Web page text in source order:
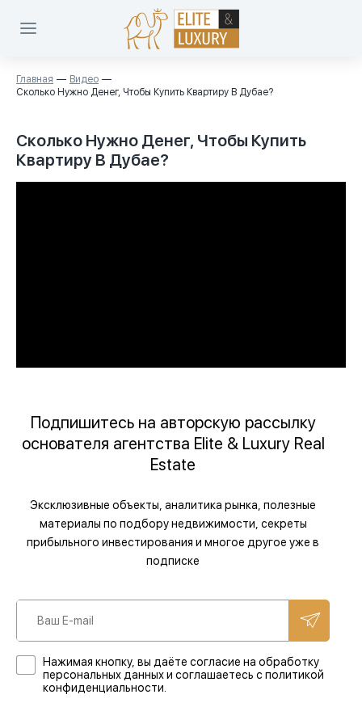
Главная
Видео
Сколько Нужно Денег, Чтобы Купить Квартиру В Дубае?
Сколько Нужно Денег, Чтобы Купить
Квартиру В Дубае?
Подпишитесь на авторскую рассылку
основателя агентства Elite & Luxury Real
Estate
Эксклюзивные объекты, аналитика рынка, полезные
материалы по подбору недвижимости, секреты
прибыльного инвестирования и многое другое уже в
подписке
Нажимая кнопку, вы даёте согласие на обработку
персональных данных и соглашаетесь с политикой
конфиденциальности.